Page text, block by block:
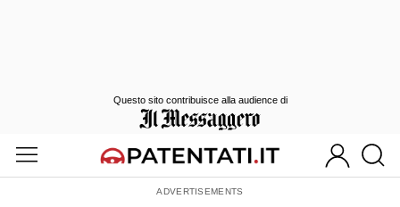
Questo sito contribuisce alla audience di